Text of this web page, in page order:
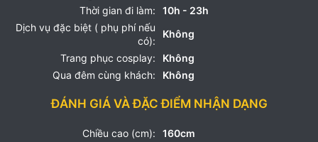
Thời gian đi làm:
10h - 23h
Dịch vụ đặc biệt ( phụ phí nếu
có):
Không
Trang phục cosplay:
Không
Qua đêm cùng khách:
Không
ĐÁNH GIÁ VÀ ĐẶC ĐIỂM NHẬN DẠNG
Chiều cao (cm):
160cm